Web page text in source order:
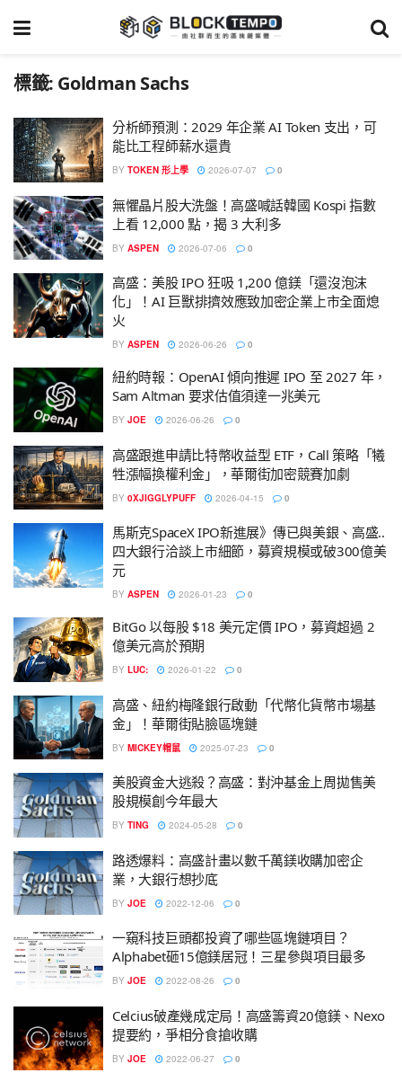
標籤: Goldman Sachs
分析師預測：2029 年企業 AI Token 支出，可
能比工程師薪水還貴
BY TOKEN 形上學 2026-07-07 0
無懼晶片股大洗盤！高盛喊話韓國 Kospi 指數
上看 12,000 點，揭 3 大利多
BY ASPEN 2026-07-06 0
高盛：美股 IPO 狂吸 1,200 億鎂「還沒泡沫
化」！AI 巨獸排擠效應致加密企業上市全面熄
火
BY ASPEN 2026-06-26 0
紐約時報：OpenAI 傾向推遲 IPO 至 2027 年，
Sam Altman 要求估值須達一兆美元
BY JOE 2026-06-26 0
高盛跟進申請比特幣收益型 ETF，Call 策略「犧
牲漲幅換權利金」，華爾街加密競賽加劇
BY 0XJIGGLYPUFF 2026-04-15 0
馬斯克SpaceX IPO新進展》傳已與美銀、高盛..
四大銀行洽談上市細節，募資規模或破300億美
元
BY ASPEN 2026-01-23 0
BitGo 以每股 $18 美元定價 IPO，募資超過 2
億美元高於預期
BY LUC: 2026-01-22 0
高盛、紐約梅隆銀行啟動「代幣化貨幣市場基
金」！華爾街貼臉區塊鏈
BY MICKEY帽鼠 2025-07-23 0
美股資金大逃殺？高盛：對沖基金上周拋售美
股規模創今年最大
BY TING 2024-05-28 0
路透爆料：高盛計畫以數千萬鎂收購加密企
業，大銀行想抄底
BY JOE 2022-12-06 0
一窺科技巨頭都投資了哪些區塊鏈項目？
Alphabet砸15億鎂居冠！三星參與項目最多
BY JOE 2022-08-26 0
Celcius破產幾成定局！高盛籌資20億鎂、Nexo
提要約，爭相分食搶收購
BY JOE 2022-06-27 0